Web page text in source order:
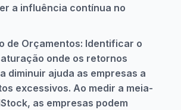
a influência contínua no
de Orçamentos: Identificar o
onde os retornos
diminuir ajuda as empresas a
excessivos. Ao medir a meia-
as empresas podem